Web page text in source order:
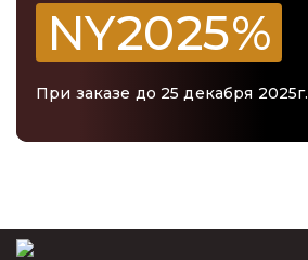
NY2025%
При заказе до 25 декабря 2025г.